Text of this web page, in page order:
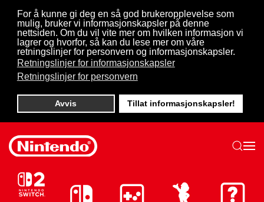
For å kunne gi deg en så god brukeropplevelse som
mulig, bruker vi informasjonskapsler på denne
nettsiden. Om du vil vite mer om hvilken informasjon vi
lagrer og hvorfor, så kan du lese mer om våre
retningslinjer for personvern og informasjonskapsler.
Retningslinjer for informasjonskapsler
Retningslinjer for personvern
Avvis Tillat informasjonskapsler!
Skip to main content